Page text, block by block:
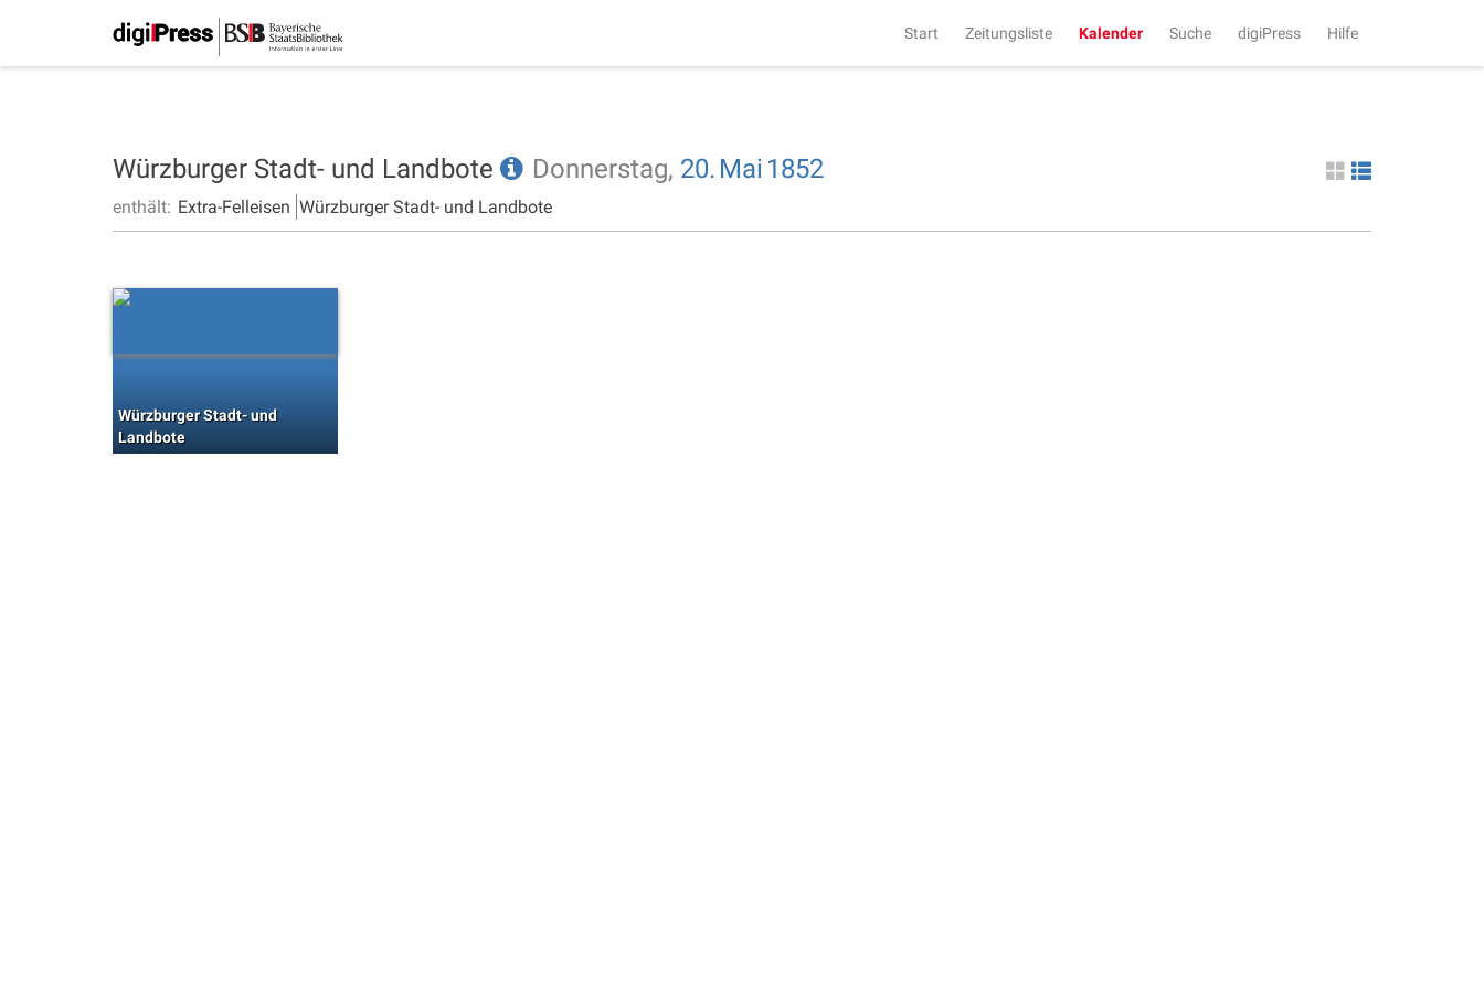
Start Zeitungsliste Kalender Suche digiPress Hilfe
Würzburger Stadt- und Landbote Donnerstag, 20. Mai 1852
enthält: Extra-Felleisen Würzburger Stadt- und Landbote
Würzburger Stadt- und
Landbote